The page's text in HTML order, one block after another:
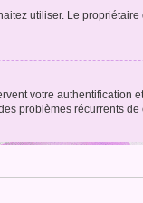
utiliser. Le
votre
problèmes récurrents